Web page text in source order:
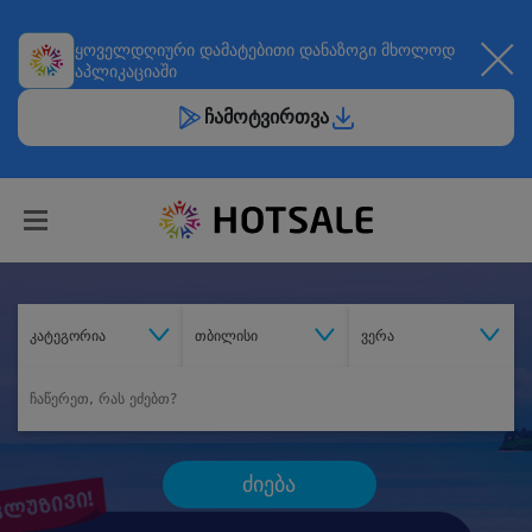
ყოველდღიური დამატებითი დანაზოგი მხოლოდ
აპლიკაციაში
ჩამოტვირთვა
კატეგორია თბილისი ვერა
ძიება